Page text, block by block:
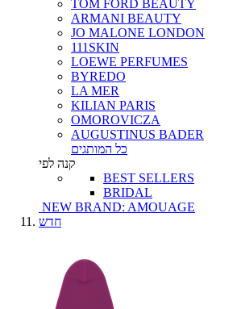
TOM FORD BEAUTY
ARMANI BEAUTY
JO MALONE LONDON
111SKIN
LOEWE PERFUMES
BYREDO
LA MER
KILIAN PARIS
OMOROVICZA
AUGUSTINUS BADER
כל המותגים
קנה לפי
BEST SELLERS
BRIDAL
NEW BRAND: AMOUAGE
חדש